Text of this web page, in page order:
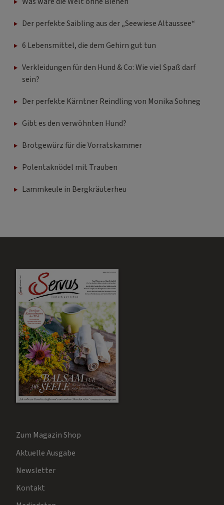
Der perfekte Saibling aus der „Seewiese Altaussee“
6 Lebensmittel, die dem Gehirn gut tun
Verkleidungen für den Hund & Co: Wie viel Spaß darf
sein?
Der perfekte Kärntner Reindling von Monika Sohneg
Gibt es den verwöhnten Hund?
Brotgewürz für die Vorratskammer
Polentaknödel mit Trauben
Lammkeule in Bergkräuterheu
Zum Magazin Shop
Aktuelle Ausgabe
Newsletter
Kontakt